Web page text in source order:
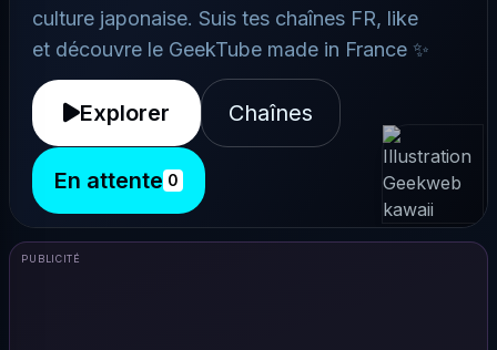
culture japonaise. Suis tes chaînes FR, like
et découvre le GeekTube made in France ✨
Explorer Chaînes
En attente 0
PUBLICITÉ